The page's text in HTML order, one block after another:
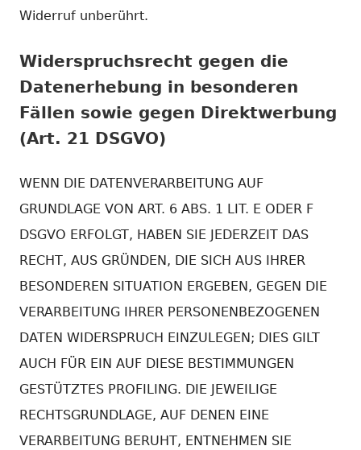
Widerruf unberührt.
Widerspruchsrecht gegen die
Datenerhebung in besonderen
Fällen sowie gegen Direktwerbung
(Art. 21 DSGVO)
WENN DIE DATENVERARBEITUNG AUF
GRUNDLAGE VON ART. 6 ABS. 1 LIT. E ODER F
DSGVO ERFOLGT, HABEN SIE JEDERZEIT DAS
RECHT, AUS GRÜNDEN, DIE SICH AUS IHRER
BESONDEREN SITUATION ERGEBEN, GEGEN DIE
VERARBEITUNG IHRER PERSONENBEZOGENEN
DATEN WIDERSPRUCH EINZULEGEN; DIES GILT
AUCH FÜR EIN AUF DIESE BESTIMMUNGEN
GESTÜTZTES PROFILING. DIE JEWEILIGE
RECHTSGRUNDLAGE, AUF DENEN EINE
VERARBEITUNG BERUHT, ENTNEHMEN SIE